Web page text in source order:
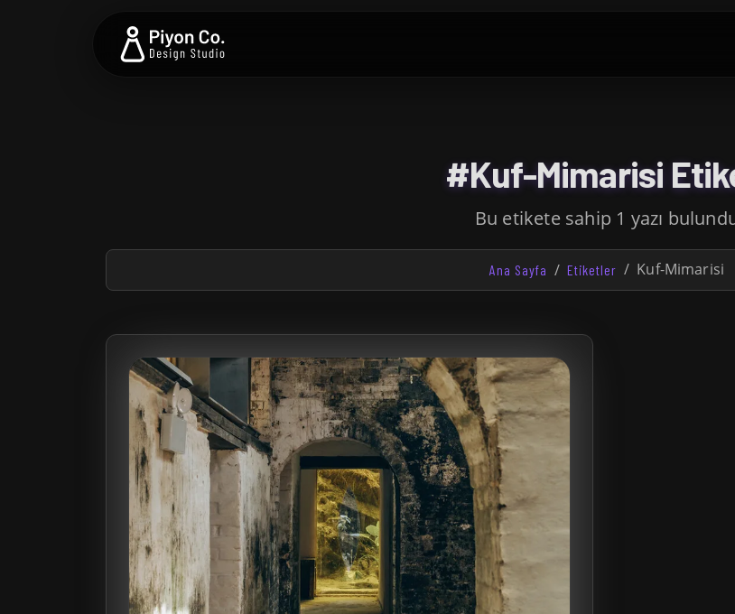
#Kuf-Mimarisi
Bu etikete sahip 1 yazı
Ana Sayfa Etiketler Kuf-Mimarisi